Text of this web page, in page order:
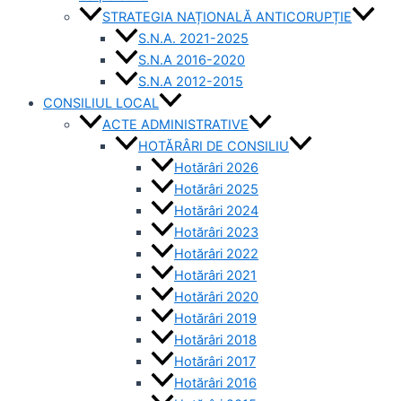
STRATEGIA NAȚIONALĂ ANTICORUPȚIE
S.N.A. 2021-2025
S.N.A 2016-2020
S.N.A 2012-2015
CONSILIUL LOCAL
ACTE ADMINISTRATIVE
HOTĂRÂRI DE CONSILIU
Hotărâri 2026
Hotărâri 2025
Hotărâri 2024
Hotărâri 2023
Hotărâri 2022
Hotărâri 2021
Hotărâri 2020
Hotărâri 2019
Hotărâri 2018
Hotărâri 2017
Hotărâri 2016